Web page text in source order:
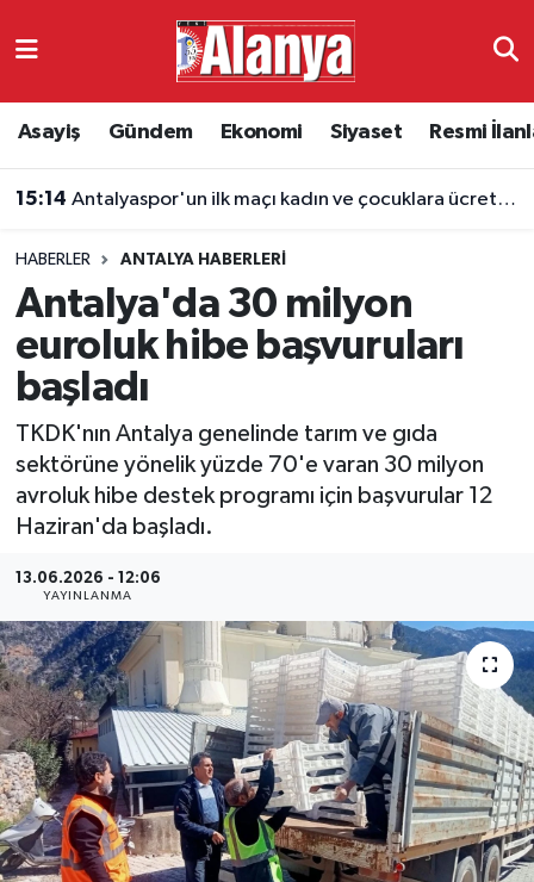
Asayiş Gündem Ekonomi Siyaset Resmi
15:14 Antalyaspor'un ilk maçı kadın ve çocuklara ücretsiz
HABERLER ANTALYA HABERLERI
Antalya'da 30 milyon
euroluk hibe başvuruları
başladı
TKDK'nın Antalya genelinde tarım ve gıda
sektörüne yönelik yüzde 70'e varan 30 milyon
avroluk hibe destek programı için başvurular 12
Haziran'da başladı.
13.06.2026 - 12:06
YAYINLANMA
Ekonomi
Resmi İlanlar
Alanyaspor
Turizm
E-Gazete
Antalya Namaz Vakitleri
Süper Lig Puan Durumu ve Fikstür
Tüm Manşetler
Son Dakika Haberleri
Haber Arşivi